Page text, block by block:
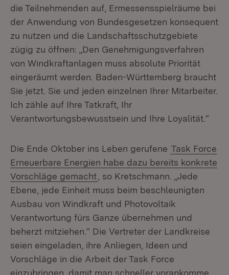
die Teilnehmenden auf, Ermessensspielräume bei
der Anwendung von Bundesgesetzen konsequent
zu nutzen und die Landschaftsschutzgebiete
zügig zu öffnen: „Den Genehmigungsverfahren
von Windkraftanlagen muss absolute Priorität
eingeräumt werden. Baden-Württemberg braucht
Sie jetzt. Sie und jeden einzelnen Ihrer Mitarbeiter.
Ich zähle auf Ihre Tatkraft, Ihr
Verantwortungsbewusstsein und Ihre Loyalität.“
Die Ende Oktober ins Leben gerufene Task Force
Erneuerbare Energien habe dazu bereits konkrete
Vorschläge gemacht , so Kretschmann. „Jede
Ebene, jede Einheit muss beim beschleunigten
Ausbau von Windkraft und Photovoltaik
Verantwortung fürs Ganze übernehmen und
beherzt mitziehen.“ Die Vertreter der Landkreise
seien eingeladen, ihre Anliegen, Ideen und
Vorschläge in die Arbeit der Task Force
einzubringen, damit man schneller vorankomme.